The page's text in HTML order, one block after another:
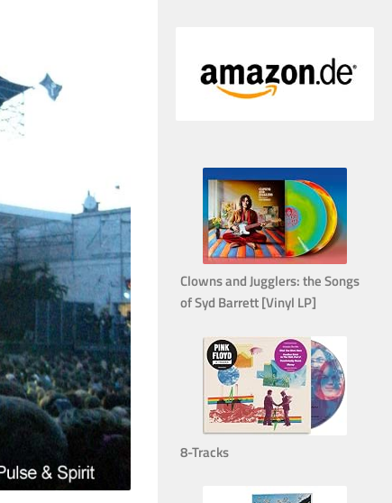
Clowns and Jugglers: the Songs
of Syd Barrett [Vinyl LP]
8-Tracks